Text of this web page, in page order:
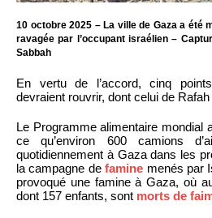
10 octobre 2025 – La ville de Gaza a été
ravagée par l’occupant israélien –
Sabbah
En vertu de l’accord, cinq
devraient rouvrir, dont celui de
Le Programme alimentaire mondial
ce qu’environ 600 camions
quotidiennement à Gaza dans les
la campagne defamine menés par
provoqué une famine à Gaza, où
dont 157 enfants, sont morts de